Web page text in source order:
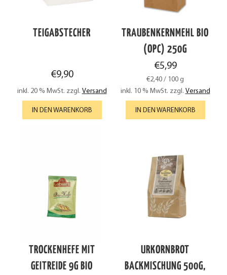
TEIGABSTECHER
€9,90
inkl. 20 % MwSt. zzgl. Versand
IN DEN WARENKORB
TRAUBENKERNMEHL BIO
(OPC) 250G
€5,99
€2,40 / 100 g
inkl. 10 % MwSt. zzgl. Versand
IN DEN WARENKORB
TROCKENHEFE MIT
GEITREIDE 9G BIO
URKORNBROT
BACKMISCHUNG 500G,